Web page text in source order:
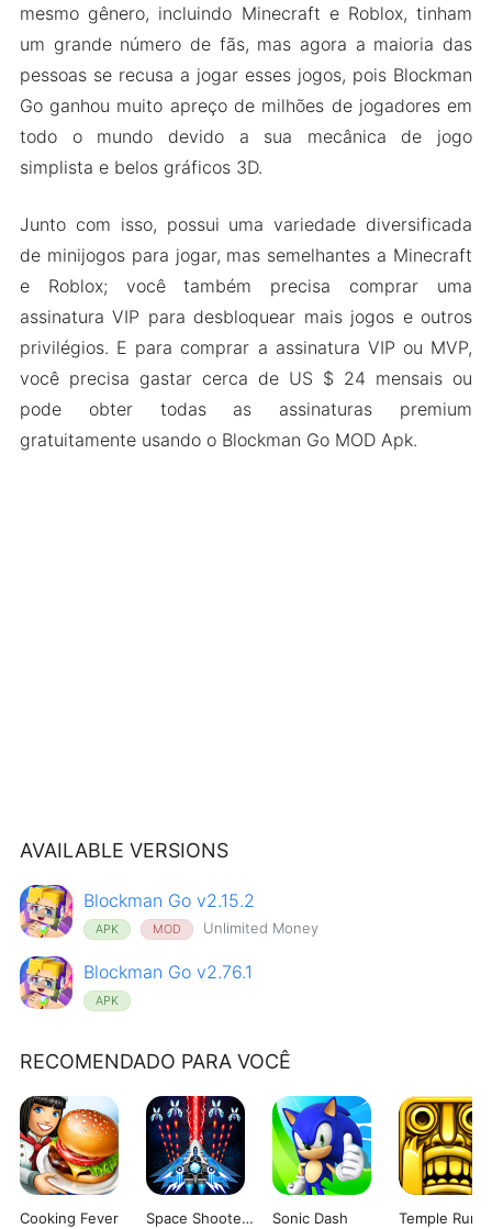
mesmo gênero, incluindo Minecraft e Roblox, tinham
um grande número de fãs, mas agora a maioria das
pessoas se recusa a jogar esses jogos, pois Blockman
Go ganhou muito apreço de milhões de jogadores em
todo o mundo devido a sua mecânica de jogo
simplista e belos gráficos 3D.
Junto com isso, possui uma variedade diversificada
de minijogos para jogar, mas semelhantes a Minecraft
e Roblox; você também precisa comprar uma
assinatura VIP para desbloquear mais jogos e outros
privilégios. E para comprar a assinatura VIP ou MVP,
você precisa gastar cerca de US $ 24 mensais ou
pode obter todas as assinaturas premium
gratuitamente usando o Blockman Go MOD Apk.
AVAILABLE VERSIONS
Blockman Go v2.15.2
APK MOD Unlimited Money
Blockman Go v2.76.1
APK
RECOMENDADO PARA VOCÊ
Cooking Fever Space Shooter: Galaxy Attack Sonic Dash Temple Run